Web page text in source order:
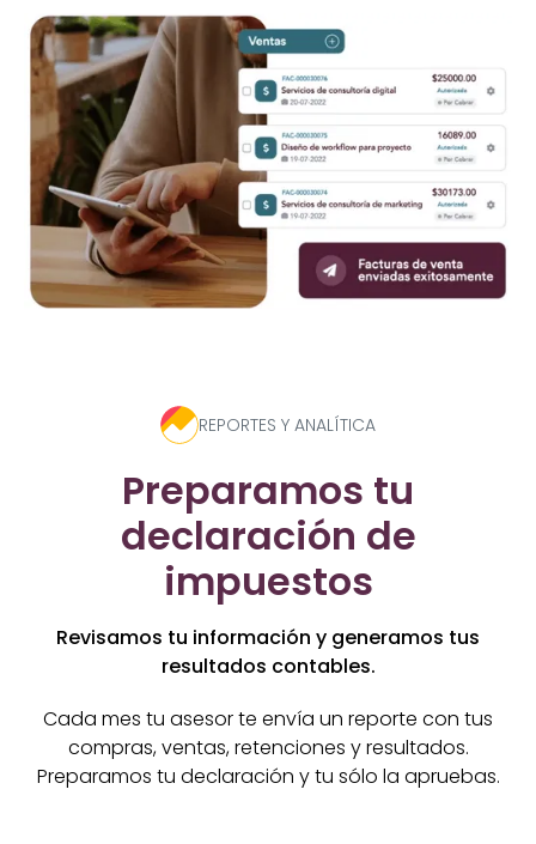
REPORTES Y ANALÍTICA
Preparamos tu
declaración de
impuestos
Revisamos tu información y generamos tus
resultados contables.
Cada mes tu asesor te envía un reporte con tus
compras, ventas, retenciones y resultados.
Preparamos tu declaración y tu sólo la apruebas.